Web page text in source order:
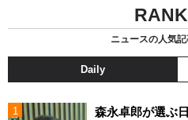
ニュースの人気
Daily
森永卓郎が選ぶ